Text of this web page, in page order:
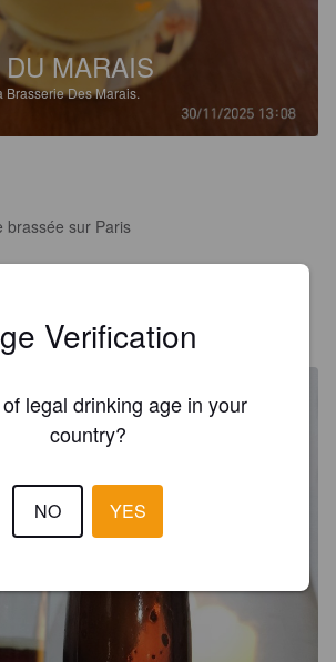
MARAIS
Brasserie Des Marais.
brassée sur Paris
FRA
Verification
legal drinking age in your
country?
NO YES